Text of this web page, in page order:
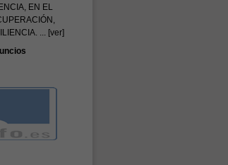
EN EL
... [ver]